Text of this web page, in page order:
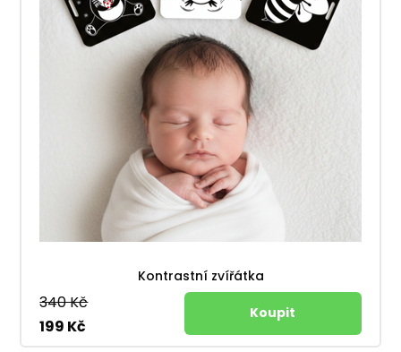
Kontrastní zvířátka
340 Kč
199 Kč